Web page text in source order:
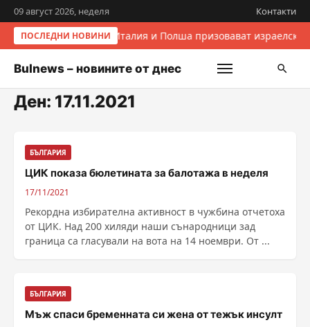
09 август 2026, неделя Контакти
ПОСЛЕДНИ НОВИНИ Италия и Полша призовават
Bulnews – новините от днес
Ден: 17.11.2021
БЪЛГАРИЯ
ЦИК показа бюлетината за балотажа в неделя
17/11/2021
Рекордна избирателна активност в чужбина отчетоха
от ЦИК. Над 200 хиляди наши сънародници зад
граница са гласували на вота на 14 ноември. От ...
БЪЛГАРИЯ
Мъж спаси бременната си жена от тежък инсулт